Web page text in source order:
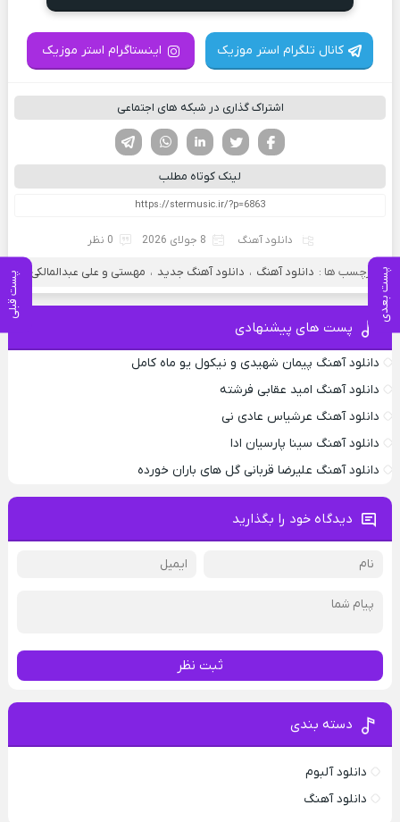
پست بعدی پست قبلی
کانال تلگرام استر موزیک اینستاگرام استر موزیک
اشتراک گذاری در شبکه های اجتماعی
لینکدین تویتر
فیسوک
لینک کوتاه مطلب
دانلود آهنگ 8 جولای 2026 0 نظر
برچسب ها : دانلود آهنگ ، دانلود آهنگ جدید ، مهستی و علی عبدالمالکی
پست های پیشنهادی
دانلود آهنگ پیمان شهیدی و نیکول یو ماه کامل
دانلود آهنگ امید عقابی فرشته
دانلود آهنگ عرشیاس عادی نی
دانلود آهنگ سینا پارسیان ادا
دانلود آهنگ علیرضا قربانی گل های باران خورده
دیدگاه خود را بگذارید
ثبت نظر
دسته بندی
دانلود آلبوم
دانلود آهنگ